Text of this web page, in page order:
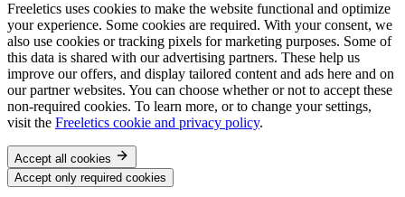
Freeletics uses cookies to make the website functional and optimize
your experience. Some cookies are required. With your consent, we
also use cookies or tracking pixels for marketing purposes. Some of
this data is shared with our advertising partners. These help us
improve our offers, and display tailored content and ads here and on
our partner websites. You can choose whether or not to accept these
non-required cookies. To learn more, or to change your settings,
visit the Freeletics cookie and privacy policy.
Accept all cookies
Accept only required cookies